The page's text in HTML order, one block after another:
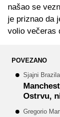
našao se
je priznao da
volio večeras
POVEZANO
Sjajni
Ostrvu,
Gregorio